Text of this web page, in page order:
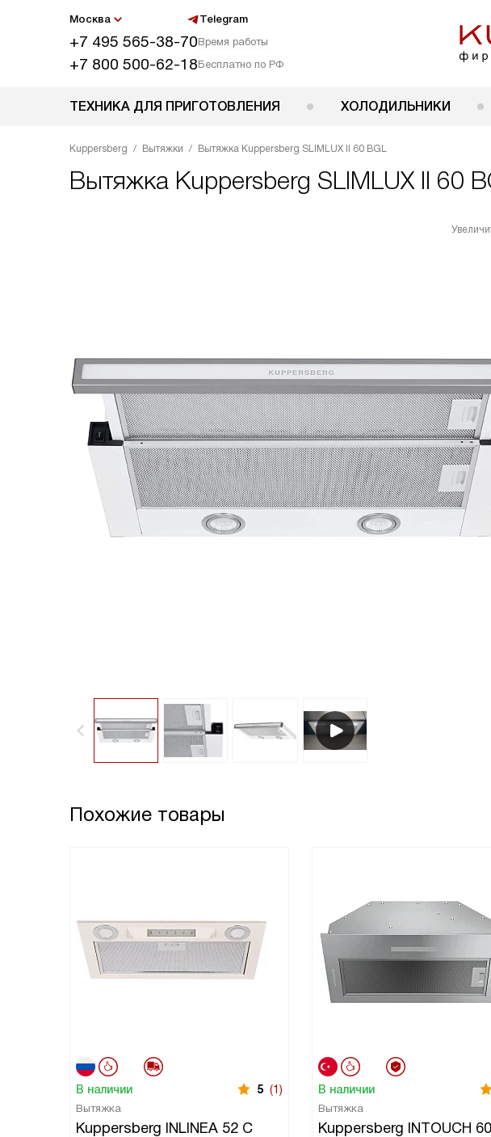
Москва Telegram
+7 495 565-38-70Время работы
+7 800 500-62-18Бесплатно по РФ
ТЕХНИКА ДЛЯ ПРИГОТОВЛЕНИЯ ХОЛОДИЛЬНИКИ
Kuppersberg Вытяжки Вытяжка Kuppersberg SLIMLUX II 60 BGL
Вытяжка Kuppersberg SLIMLUX II 60
Похожие товары
В наличии 5 (1)
Вытяжка
Kuppersberg INLINEA 52 С
В наличии
Вытяжка
Kuppersberg INTOUCH